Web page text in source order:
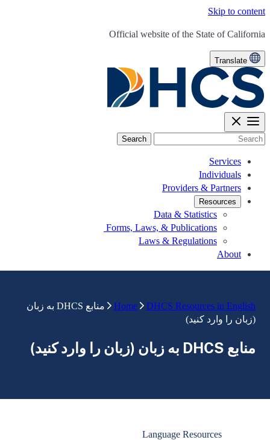
Skip to
Official website of theState of
Translate
Services
Individuals
Providers & Partners
Resources
Data & Statistics
Forms, Laws, & Publications
Laws & Regulations
About
Home DHCS Resources in English
منابع DHCS به زبان
(زبان را وارد کنید)
منابع DHCS به زبان (زبان را وارد کنید)
Language Resources